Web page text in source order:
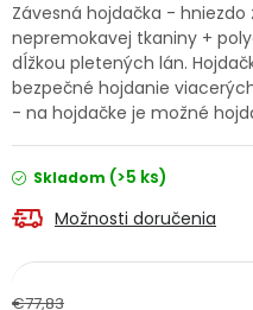
Servis náradia
Doprava a platba
Kontakty
Závesná hojdačka -
nepremokavej tkaniny +
dĺžkou pletených lán.
bezpečné hojdanie
- na hojdačke je možné
Skladom (>5 ks)
Možnosti doručenia
€77,83